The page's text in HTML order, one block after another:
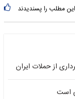
مطلب را پسندیدند
است